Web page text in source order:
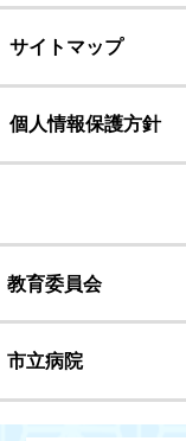
サイトマップ
個人情報保護方針
教育委員会
市立病院